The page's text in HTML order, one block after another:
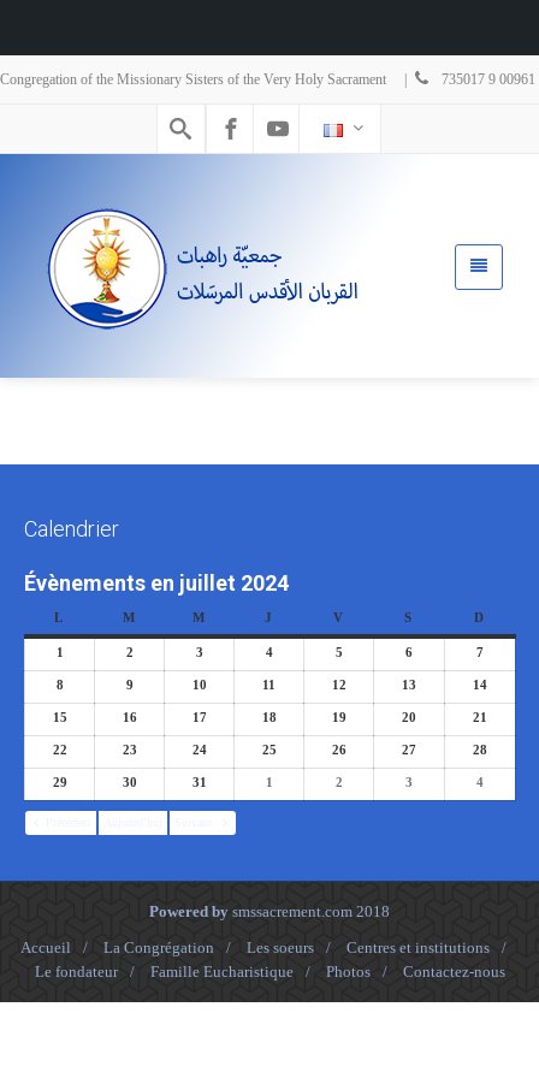
Congregation of the Missionary Sisters of the Very Holy Sacrament | 735017 9 00961
Calendrier
Évènements en juillet 2024
L M M J V S D
1 2 3 4 5 6 7
8 9 10 11 12 13 14
15 16 17 18 19 20 21
22 23 24 25 26 27 28
29 30 31 1 2 3 4
Powered by smssacrement.com 2018
Accueil
/ La Congrégation / Les soeurs / Centres et institutions
/
Le fondateur
/ Famille Eucharistique / Photos / Contactez-nous